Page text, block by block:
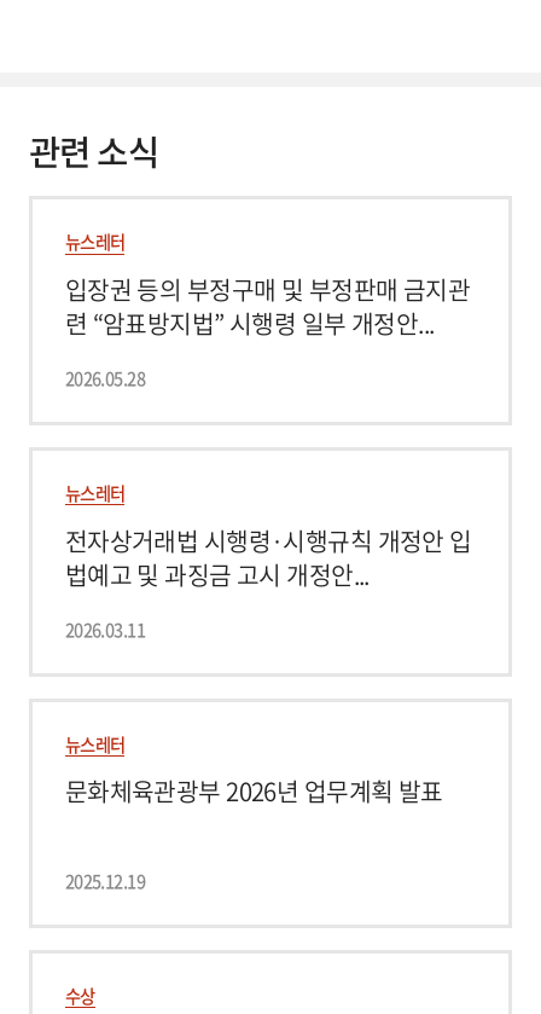
관련 소식
뉴스레터
입장권 등의 부정구매 및 부정판매 금지관
련 “암표방지법” 시행령 일부 개정안...
2026.05.28
뉴스레터
전자상거래법 시행령·시행규칙 개정안 입
법예고 및 과징금 고시 개정안...
2026.03.11
뉴스레터
문화체육관광부 2026년 업무계획 발표
2025.12.19
수상